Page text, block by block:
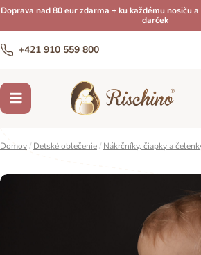
Doprava nad 80 eur zdarma + ku každému nosiču
darček
+421 910 559 800
Domov/ Detské oblečenie/ Nákrčníky, čiapky a